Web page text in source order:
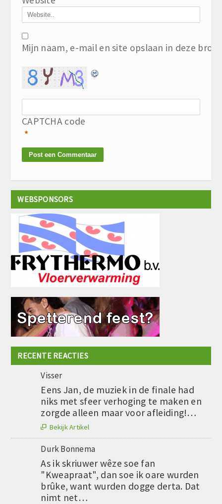
Mijn naam, e-mail en site opslaan in deze
CAPTCHA code
*
WEBSPONSORS
RECENTE REACTIES
Visser
Eens Jan, de muziek in de finale had
niks met sfeer verhoging te maken en
zorgde alleen maar voor afleiding!…
 Bekijk Artikel
Durk Bonnema
As ik skriuwer wêze soe fan
"Kweapraat", dan soe ik oare wurden
brûke, want wurden dogge derta. Dat
nimt net…